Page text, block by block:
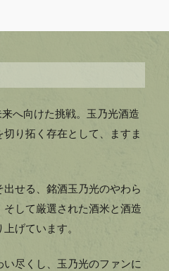
へ向けた挑戦。玉乃光酒造
り拓く存在として、ますま
せる、銘酒玉乃光のやわら
して厳選された酒米と酒造
げています。
尽くし、玉乃光のファンに